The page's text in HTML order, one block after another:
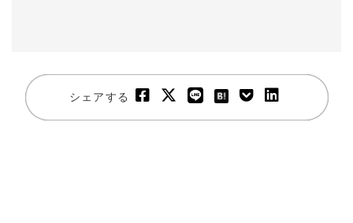
シェアする